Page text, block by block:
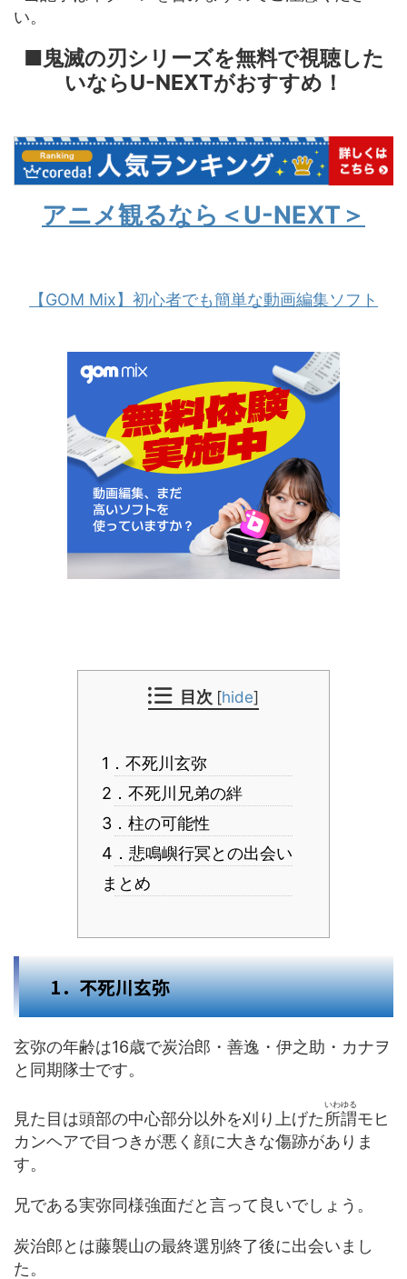
い。
■鬼滅の刃シリーズを無料で視聴した
いならU-NEXTがおすすめ！
アニメ観るなら＜U-NEXT＞
【GOM Mix】初心者でも簡単な動画編集ソフト
目次 [hide]
1．不死川玄弥
2．不死川兄弟の絆
3．柱の可能性
4．悲鳴嶼行冥との出会い
まとめ
1．不死川玄弥
玄弥の年齢は16歳で炭治郎・善逸・伊之助・カナヲ
と同期隊士です。
見た目は頭部の中心部分以外を刈り上げた所謂
いわゆる
モヒ
カンヘアで目つきが悪く顔に大きな傷跡がありま
す。
兄である実弥同様強面だと言って良いでしょう。
炭治郎とは藤襲山の最終選別終了後に出会いまし
た。